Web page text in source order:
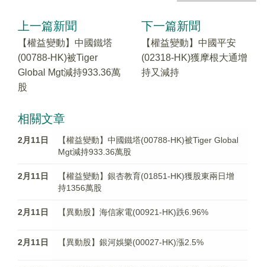
上一篇新聞
【權益變動】中國鐵塔
(00788-HK)被Tiger
Global Mgt減持933.36萬
股
下一篇新聞
【權益變動】中國平安
(02318-HK)獲摩根大通增
持又減持
相關文章
2月11日
【權益變動】中國鐵塔(00788-HK)被Tiger Global
Mgt減持933.36萬股
2月11日
【權益變動】銀杏教育(01851-HK)獲股東兩日增
持1356萬股
2月11日 【異動股】海信家電(00921-HK)跌6.96%
2月11日 【異動股】銀河娛樂(00027-HK)漲2.5%